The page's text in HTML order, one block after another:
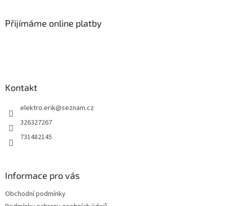
Přijímáme online platby
Kontakt
elektro.erik@seznam.cz
326327267
731482145
Informace pro vás
Obchodní podmínky